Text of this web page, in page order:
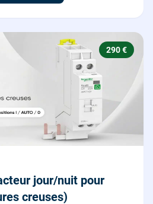
290 €
jour/nuit pour
creuses)